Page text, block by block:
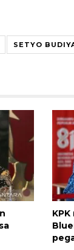
SETYO
03 August 2026